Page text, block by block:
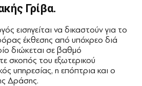
Γρίβα.
εισηγείται να δικαστούν για το
έκθεσης από υπόχρεο διά
διώκεται σε βαθμό
σκοπός του εξωτερικού
υπηρεσίας, η επόπτρια και ο
Δράσης.